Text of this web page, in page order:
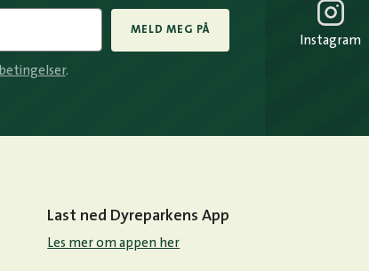
MELD MEG PÅ
betingelser.
Instagram
Last ned Dyreparkens App
Les mer om appen her